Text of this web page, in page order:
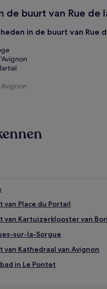
de buurt van Rue de
in de buurt van Rue
in de buurt van Rue de la
Place du Portail
van Kartuizerklooster van
sur-la-Sorgue
van Kathedraal van Avignon
in Le Pontet